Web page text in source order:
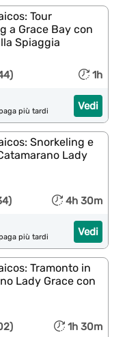
Tour
a Grace Bay con
Spiaggia
1h
Vedi
più tardi
Snorkeling e
Lady
4h 30m
Vedi
più tardi
Tramonto in
Lady Grace con
1h 30m